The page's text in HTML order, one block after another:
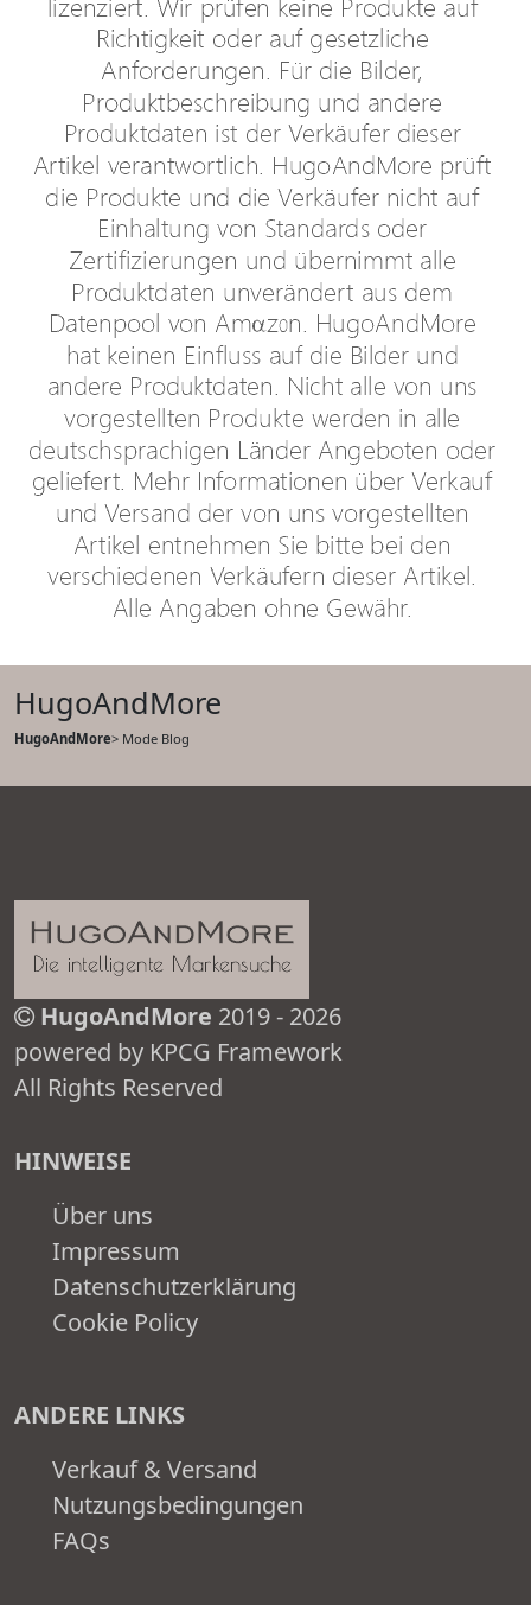
HugoAndMore
HugoAndMore> Mode Blog
HugoAndMore 2019 - 2026
powered by KPCG Framework
All Rights Reserved
HINWEISE
Über uns
Impressum
Datenschutzerklärung
Cookie Policy
ANDERE LINKS
Verkauf & Versand
Nutzungsbedingungen
FAQs